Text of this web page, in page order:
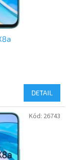
DETAIL
Kód: 26743